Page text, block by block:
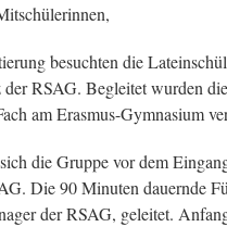
besuchten die
RSAG. Begleitet wurden
am Erasmus-Gymnasium
die Gruppe vor dem
Die 90 Minuten dauernde
der RSAG, geleitet.